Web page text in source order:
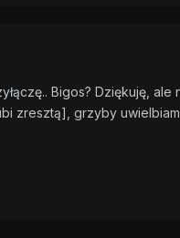
Bigos? Dziękuję, ale
zresztą], grzyby